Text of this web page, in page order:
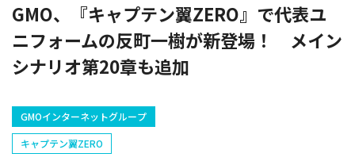
GMO、『キャプテン翼ZERO』で代表ユ
ニフォームの反町一樹が新登場！ メイン
シナリオ第20章も追加
GMOインターネットグループ
キャプテン翼ZERO